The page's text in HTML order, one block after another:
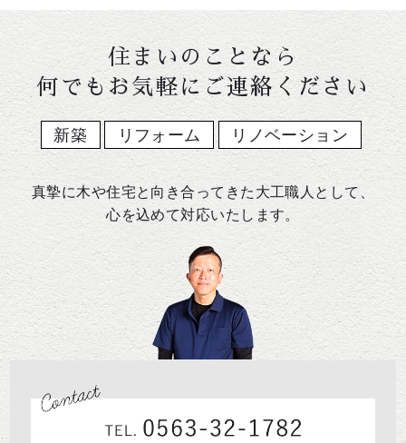
住まいのことなら
何でもお気軽にご連絡ください
新築 リフォーム リノベーション
真摯に木や住宅と向き合ってきた大工職人として、
心を込めて対応いたします。